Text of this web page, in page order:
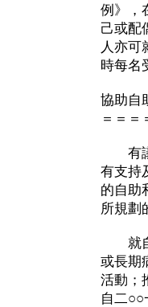
例》，
己或配
人亦可
時每名
協助自
＝＝＝
有議
有支持
的自助
所規劃
就自
或長期
活動；
自二○○